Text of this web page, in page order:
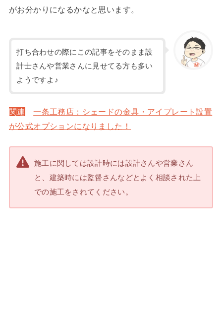
がお分かりになるかなと思います。
打ち合わせの際にこの記事をそのまま設
計士さんや営業さんに見せてる方も多い
ようですよ♪
関連
一条工務店：シェードの金具・アイプレート設置
が公式オプションになりました！
施工に関しては設計時には設計さんや営業さん
と、建築時には監督さんなどとよく相談された上
での施工をされてください。